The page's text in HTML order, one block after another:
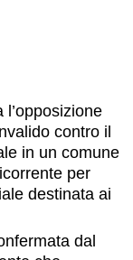
contro il
in un comune
per
destinata ai
dal